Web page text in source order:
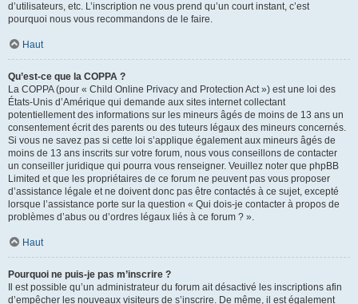
d’utilisateurs, etc. L’inscription ne vous prend qu’un court instant, c’est
pourquoi nous vous recommandons de le faire.
Haut
Qu’est-ce que la COPPA ?
La COPPA (pour « Child Online Privacy and Protection Act ») est une loi des
États-Unis d’Amérique qui demande aux sites internet collectant
potentiellement des informations sur les mineurs âgés de moins de 13 ans un
consentement écrit des parents ou des tuteurs légaux des mineurs concernés.
Si vous ne savez pas si cette loi s’applique également aux mineurs âgés de
moins de 13 ans inscrits sur votre forum, nous vous conseillons de contacter
un conseiller juridique qui pourra vous renseigner. Veuillez noter que phpBB
Limited et que les propriétaires de ce forum ne peuvent pas vous proposer
d’assistance légale et ne doivent donc pas être contactés à ce sujet, excepté
lorsque l’assistance porte sur la question « Qui dois-je contacter à propos de
problèmes d’abus ou d’ordres légaux liés à ce forum ? ».
Haut
Pourquoi ne puis-je pas m’inscrire ?
Il est possible qu’un administrateur du forum ait désactivé les inscriptions afin
d’empêcher les nouveaux visiteurs de s’inscrire. De même, il est également